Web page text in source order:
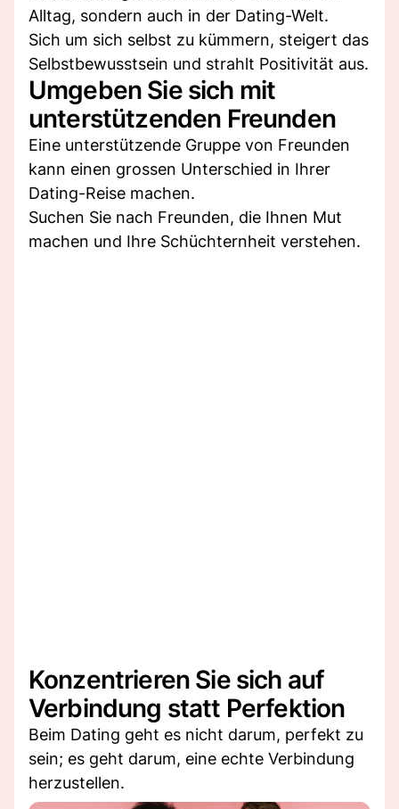
Alltag, sondern auch in der Dating-Welt.
Sich um sich selbst zu kümmern, steigert das
Selbstbewusstsein und strahlt Positivität aus.
Umgeben Sie sich mit
unterstützenden Freunden
Eine unterstützende Gruppe von Freunden
kann einen grossen Unterschied in Ihrer
Dating-Reise machen.
Suchen Sie nach Freunden, die Ihnen Mut
machen und Ihre Schüchternheit verstehen.
Konzentrieren Sie sich auf
Verbindung statt Perfektion
Beim Dating geht es nicht darum, perfekt zu
sein; es geht darum, eine echte Verbindung
herzustellen.